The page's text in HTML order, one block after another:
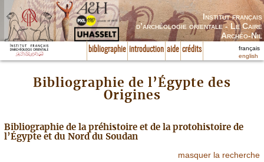
Institut français
d’archéologie orientale - Le Caire
Archéo-Nil
bibliographie introduction aide crédits
français
english
Bibliographie de l’Égypte des
Origines
Bibliographie de la préhistoire et de la protohistoire de
l’Égypte et du Nord du Soudan
masquer la recherche